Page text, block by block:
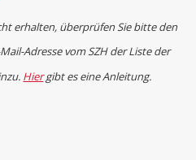
erhalten, überprüfen Sie bitte den
Adresse vom SZH der Liste der
Hiergibt es eine Anleitung.